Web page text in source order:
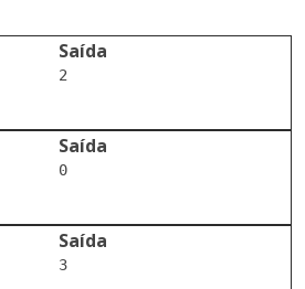
Saída
2
Saída
0
Saída
3